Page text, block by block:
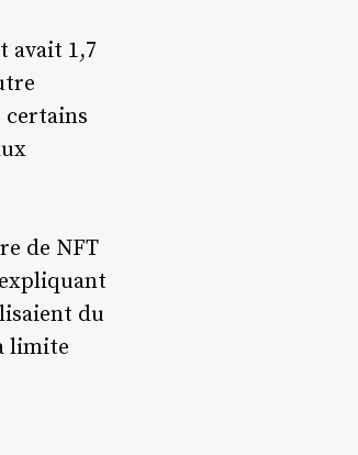
avait 1,7
certains
de NFT
du
limite